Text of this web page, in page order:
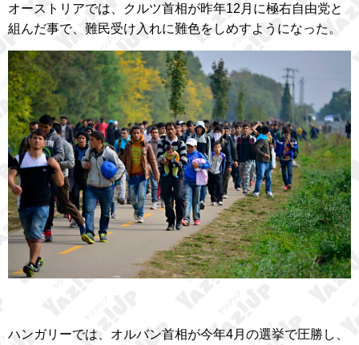
オーストリアでは、クルツ首相が昨年12月に極右自由党と
組んだ事で、難民受け入れに難色をしめすようになった。
ハンガリーでは、オルバン首相が今年4月の選挙で圧勝し、